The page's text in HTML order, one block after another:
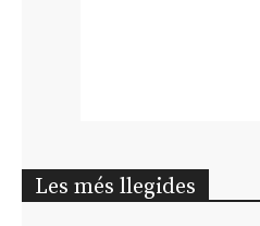
Les més llegides